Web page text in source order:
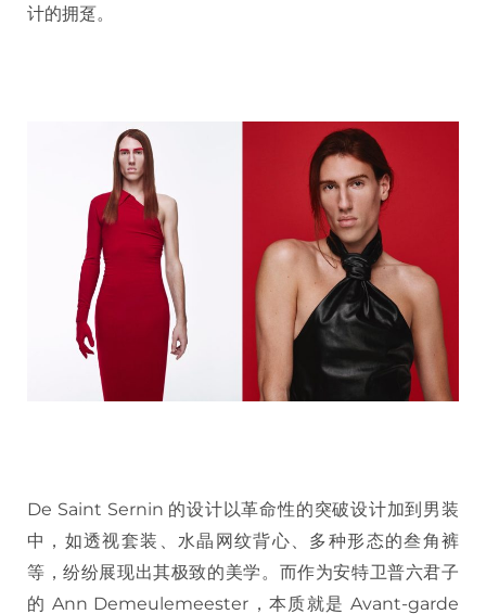
计的拥趸。
De Saint Sernin 的设计以革命性的突破设计加到男装
中，如透视套装、水晶网纹背心、多种形态的叁角裤
等，纷纷展现出其极致的美学。而作为安特卫普六君子
的 Ann Demeulemeester，本质就是 Avant-garde